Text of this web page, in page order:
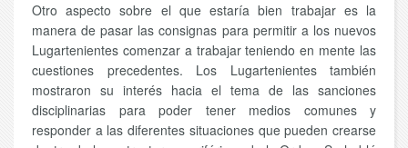
Otro aspecto sobre el que estaría bien trabajar es la
manera de pasar las consignas para permitir a los nuevos
Lugartenientes comenzar a trabajar teniendo en mente las
cuestiones precedentes. Los Lugartenientes también
mostraron su interés hacia el tema de las sanciones
disciplinarias para poder tener medios comunes y
responder a las diferentes situaciones que pueden crearse